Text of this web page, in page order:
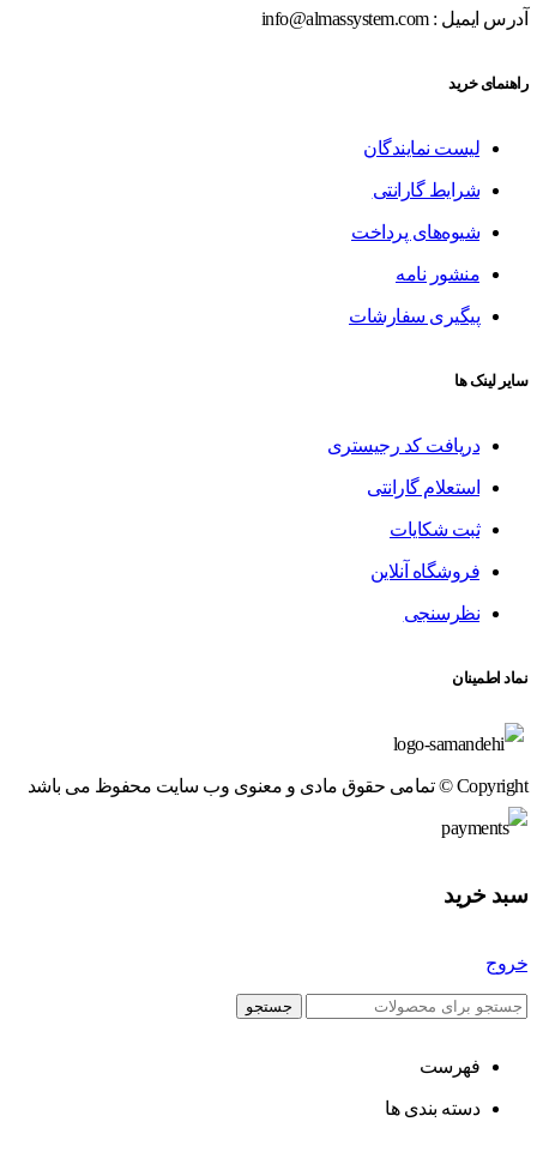
آدرس ایمیل : info@almassystem.com
راهنمای خرید
لیست نمایندگان
شرایط گارانتی
شیوه‌های پرداخت
منشور نامه
پیگیری سفارشات
سایر لینک ها
دریافت کد رجیستری
استعلام گارانتی
ثبت شکایات
فروشگاه آنلاین
نظرسنجی
نماد اطمینان
Copyright © تمامی حقوق مادی و معنوی وب سایت محفوظ می باشد
سبد خرید
خروج
جستجو
فهرست
دسته بندی ها